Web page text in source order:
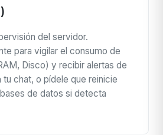
del servidor.
para vigilar el consumo de
Disco) y recibir alertas de
tu chat, o pídele que reinicie
de datos si detecta